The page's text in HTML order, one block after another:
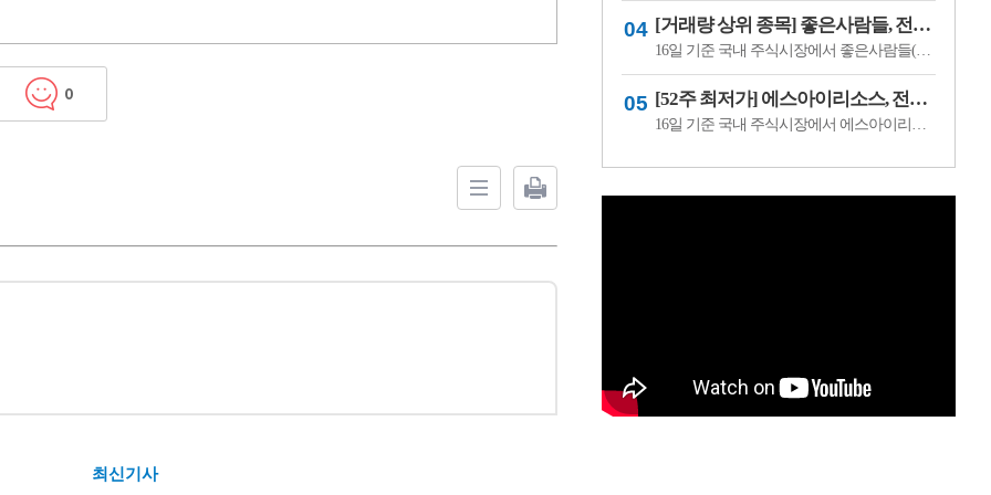
0
최신기사
[거래량 상위 종목] 좋은사람들, 전일비 29.90% ↑... 현재가 530원
[52주 최저가] 에스아이리소스, 전일비 29.78.% ↓... 현재가 125원